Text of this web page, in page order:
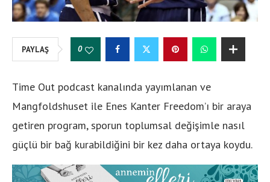
PAYLAŞ 0
Time Out podcast kanalında yayımlanan ve
Mangfoldshuset ile Enes Kanter Freedom’ı bir araya
getiren program, sporun toplumsal değişimle nasıl
güçlü bir bağ kurabildiğini bir kez daha ortaya koydu.